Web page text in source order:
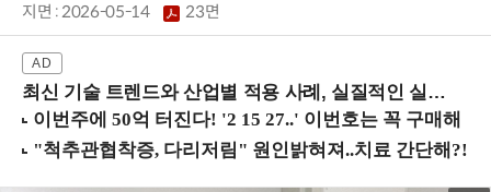
지면 :2026-05-14 23면
최신 기술 트렌드와 산업별 적용 사례, 실질적인 실행 전략을 공유 (9/18 양재역)